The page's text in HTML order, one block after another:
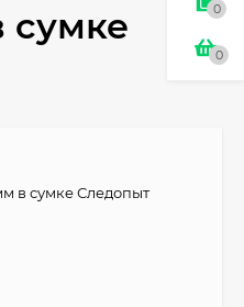
сумке
в сумке Следопыт
0
0